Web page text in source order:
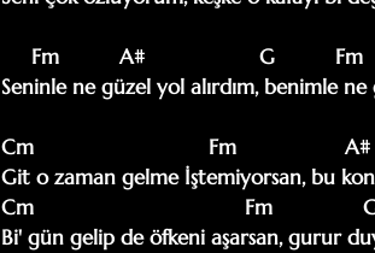
Seninle ne güzel yol alırdım, benimle ne
Cm                             Fm
Git o zaman gelme İştemiyorsan, bu
Cm                                   Fm
Bi' gün gelip de öfkeni aşarsan, gurur